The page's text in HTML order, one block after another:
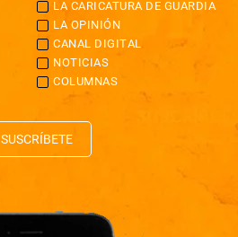
LA CARICATURA DE GUARDIA
LA OPINIÓN
CANAL DIGITAL
NOTICIAS
COLUMNAS
SUSCRÍBETE